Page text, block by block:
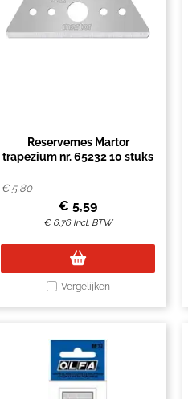
Reservemes Martor
trapezium nr. 65232 10 stuks
€5,80
€ 5,59
€ 6,76 Incl. BTW
Vergelijken